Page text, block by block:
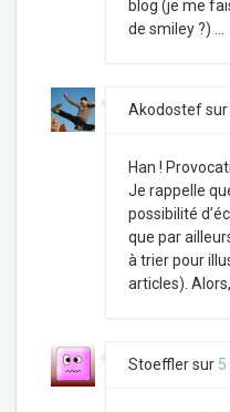
blog (je me
de smiley ?) …
Akodostefsur
Han !
Je rappelle
possibilité
que par
à trier pour
articles).
Stoefflersur